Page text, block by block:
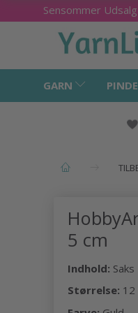
Sensommer
GARN
5 cm
Indhold: Saks
Størrelse: 12